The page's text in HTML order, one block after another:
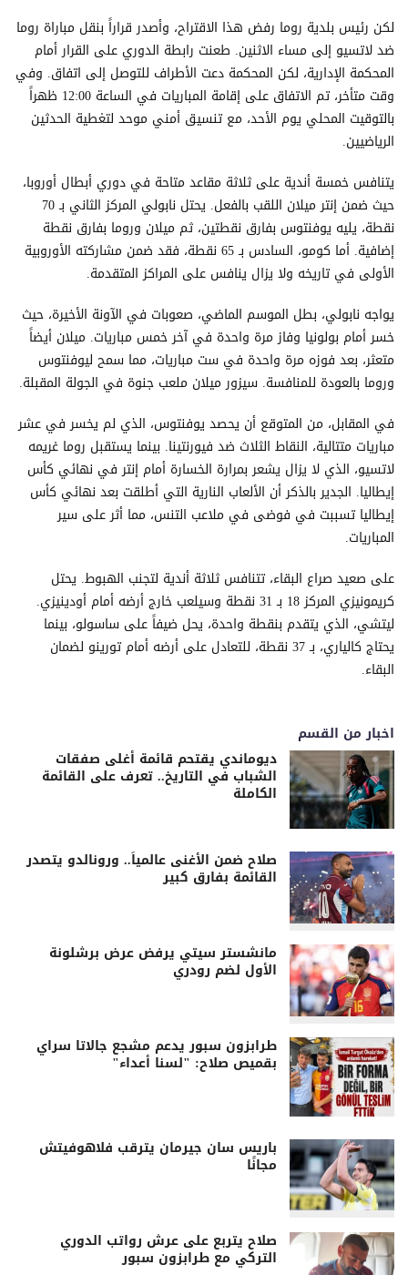
لكن رئيس بلدية روما رفض هذا الاقتراح، وأصدر قراراً بنقل مباراة روما
ضد لاتسيو إلى مساء الاثنين. طعنت رابطة الدوري على القرار أمام
المحكمة الإدارية، لكن المحكمة دعت الأطراف للتوصل إلى اتفاق. وفي
وقت متأخر، تم الاتفاق على إقامة المباريات في الساعة 12:00 ظهراً
بالتوقيت المحلي يوم الأحد، مع تنسيق أمني موحد لتغطية الحدثين
الرياضيين.
يتنافس خمسة أندية على ثلاثة مقاعد متاحة في دوري أبطال أوروبا،
حيث ضمن إنتر ميلان اللقب بالفعل. يحتل نابولي المركز الثاني بـ 70
نقطة، يليه يوفنتوس بفارق نقطتين، ثم ميلان وروما بفارق نقطة
إضافية. أما كومو، السادس بـ 65 نقطة، فقد ضمن مشاركته الأوروبية
الأولى في تاريخه ولا يزال ينافس على المراكز المتقدمة.
يواجه نابولي، بطل الموسم الماضي، صعوبات في الآونة الأخيرة، حيث
خسر أمام بولونيا وفاز مرة واحدة في آخر خمس مباريات. ميلان أيضاً
متعثر، بعد فوزه مرة واحدة في ست مباريات، مما سمح ليوفنتوس
وروما بالعودة للمنافسة. سيزور ميلان ملعب جنوة في الجولة المقبلة.
في المقابل، من المتوقع أن يحصد يوفنتوس، الذي لم يخسر في عشر
مباريات متتالية، النقاط الثلاث ضد فيورنتينا. بينما يستقبل روما غريمه
لاتسيو، الذي لا يزال يشعر بمرارة الخسارة أمام إنتر في نهائي كأس
إيطاليا. الجدير بالذكر أن الألعاب النارية التي أطلقت بعد نهائي كأس
إيطاليا تسببت في فوضى في ملاعب التنس، مما أثر على سير
المباريات.
على صعيد صراع البقاء، تتنافس ثلاثة أندية لتجنب الهبوط. يحتل
كريمونيزي المركز 18 بـ 31 نقطة وسيلعب خارج أرضه أمام أودينيزي.
ليتشي، الذي يتقدم بنقطة واحدة، يحل ضيفاً على ساسولو، بينما
يحتاج كالياري، بـ 37 نقطة، للتعادل على أرضه أمام تورينو لضمان
البقاء.
اخبار من القسم
ديوماندي يقتحم قائمة أغلى صفقات
الشباب في التاريخ.. تعرف على القائمة
الكاملة
صلاح ضمن الأغنى عالمياً.. ورونالدو يتصدر
القائمة بفارق كبير
مانشستر سيتي يرفض عرض برشلونة
الأول لضم رودري
طرابزون سبور يدعم مشجع جالاتا سراي
بقميص صلاح: "لسنا أعداء"
باريس سان جيرمان يترقب فلاهوفيتش
مجانًا
صلاح يتربع على عرش رواتب الدوري
التركي مع طرابزون سبور